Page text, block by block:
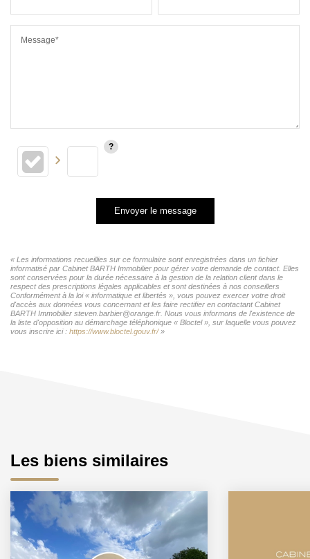
Message*
Envoyer le message
« Les informations recueillies sur ce formulaire sont enregistrées dans un fichier
informatisé par Cabinet BARTH Immobilier pour gérer votre demande de contact. Elles
sont conservées pour la durée nécessaire à la gestion de la relation client dans le
respect des prescriptions légales applicables et sont destinées à nos conseillers
Conformément à la loi « informatique et libertés », vous pouvez exercer votre droit
d'accès aux données vous concernant et les faire rectifier en contactant Cabinet
BARTH Immobilier steven.barbier@orange.fr. Nous vous informons de l'existence de
la liste d'opposition au démarchage téléphonique « Bloctel », sur laquelle vous pouvez
vous inscrire ici : https://www.bloctel.gouv.fr/»
Les biens similaires